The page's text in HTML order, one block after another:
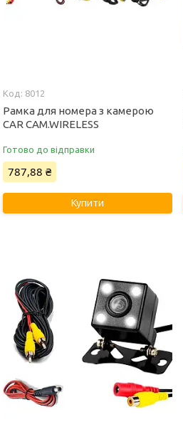
8012
Рамка для номера з камерою
CAR CAM.WIRELESS
Готово до відправки
787,88 ₴
Купити